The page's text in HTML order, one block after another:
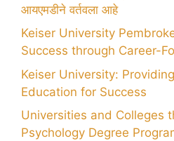
आयएमडीने वर्तवला आहे
Keiser University
Success through Career-
Keiser University:
Education for Success
Universities and Colleges
Psychology Degree